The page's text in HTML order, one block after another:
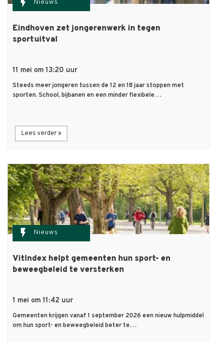
flash_on Nieuws
Eindhoven zet jongerenwerk in tegen
sportuitval
11 mei om 13:20 uur
Steeds meer jongeren tussen de 12 en 18 jaar stoppen met
sporten. School, bijbanen en een minder flexibele…
Lees verder »
flash_on Nieuws
VitIndex helpt gemeenten hun sport- en
beweegbeleid te versterken
1 mei om 11:42 uur
Gemeenten krijgen vanaf 1 september 2026 een nieuw hulpmiddel
om hun sport- en beweegbeleid beter te…